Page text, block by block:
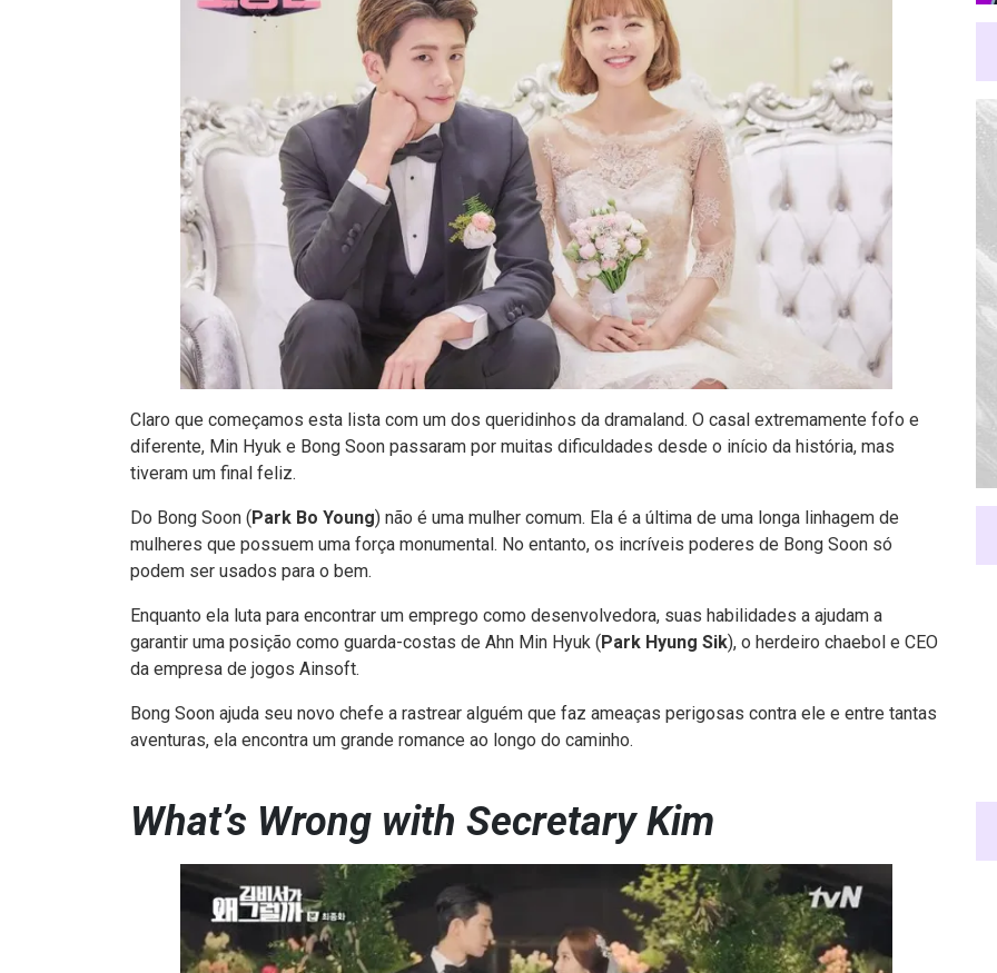
Claro que começamos esta lista com um dos queridinhos da dramaland. O casal extremamente fofo e
diferente, Min Hyuk e Bong Soon passaram por muitas dificuldades desde o início da história, mas
tiveram um final feliz.
Do Bong Soon (Park Bo Young) não é uma mulher comum. Ela é a última de uma longa linhagem de
mulheres que possuem uma força monumental. No entanto, os incríveis poderes de Bong Soon só
podem ser usados ​​para o bem.
Enquanto ela luta para encontrar um emprego como desenvolvedora, suas habilidades a ajudam a
garantir uma posição como guarda-costas de Ahn Min Hyuk (Park Hyung Sik), o herdeiro chaebol e CEO
da empresa de jogos Ainsoft.
Bong Soon ajuda seu novo chefe a rastrear alguém que faz ameaças perigosas contra ele e entre tantas
aventuras, ela encontra um grande romance ao longo do caminho.
What’s Wrong with Secretary Kim